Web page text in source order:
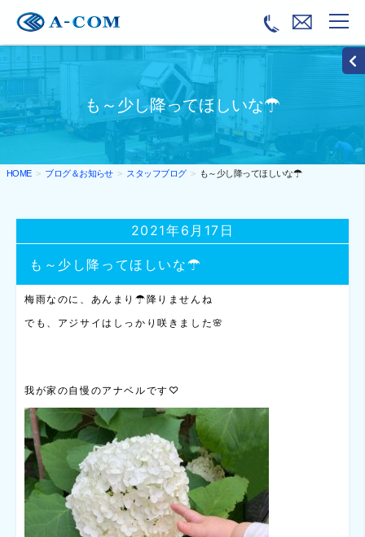
も～少し降ってほしいな☂
HOME ブログ＆お知らせ スタッフブログ も～少し降ってほしいな☂
も～少し降ってほしいな☂
2021年6月17日
梅雨なのに、あんまり☂降りませんね
でも、アジサイはしっかり咲きました🌸
我が家の自慢のアナベルです♡